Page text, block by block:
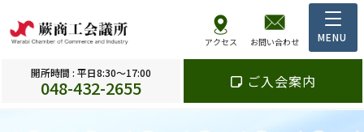
アクセス お問い合わせ
開所時間 : 平日8:30～17:00
048-432-2655 ご入会案内